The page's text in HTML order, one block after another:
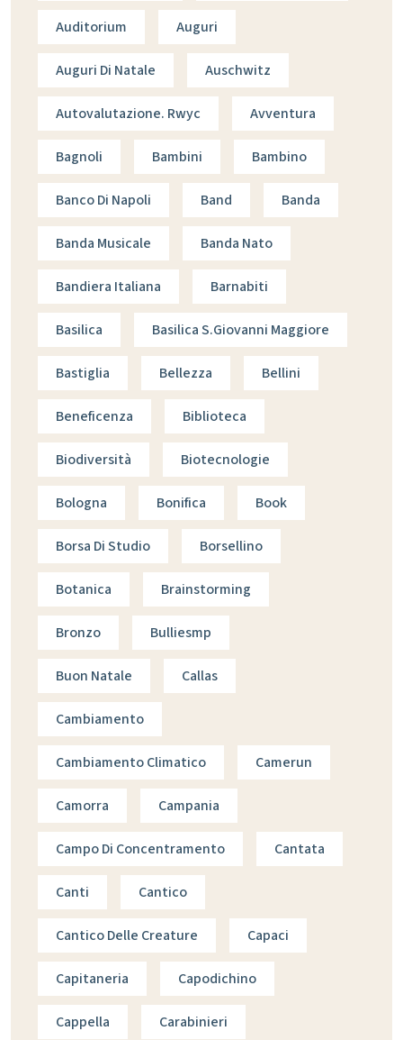
Auditorium Auguri
Auguri Di Natale Auschwitz
Autovalutazione. Rwyc Avventura
Bagnoli Bambini Bambino
Banco Di Napoli Band Banda
Banda Musicale Banda Nato
Bandiera Italiana Barnabiti
Basilica Basilica S.giovanni Maggiore
Bastiglia Bellezza Bellini
Beneficenza Biblioteca
Biodiversità Biotecnologie
Bologna Bonifica Book
Borsa Di Studio Borsellino
Botanica Brainstorming
Bronzo Bulliesmp
Buon Natale Callas
Cambiamento
Cambiamento Climatico Camerun
Camorra Campania
Campo Di Concentramento Cantata
Canti Cantico
Cantico Delle Creature Capaci
Capitaneria Capodichino
Cappella Carabinieri